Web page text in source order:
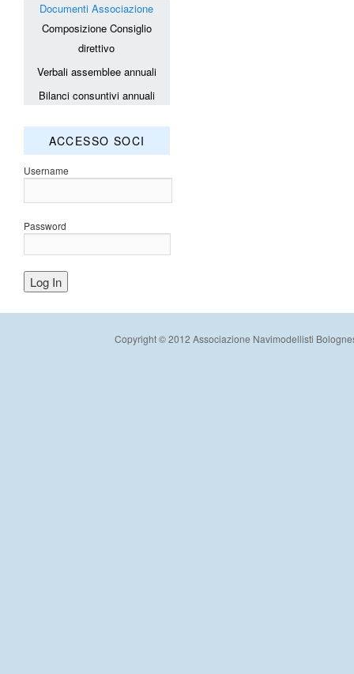
Documenti Associazione
Composizione Consiglio
direttivo
Verbali assemblee annuali
Bilanci consuntivi annuali
ACCESSO SOCI
Username
Password
Copyright © 2012 Associazione Navimodellisti